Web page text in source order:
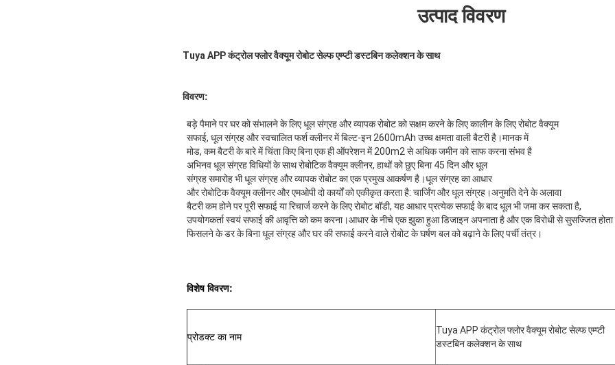
उत्पाद विवरण
Tuya APP कंट्रोल फ्लोर वैक्यूम रोबोट सेल्फ एम्प्टी डस्टबिन कलेक्शन के साथ
विवरण:
बड़े पैमाने पर घर को संभालने के लिए धूल संग्रह और व्यापक रोबोट को सक्षम करने के लिए कालीन के लिए रोबोट वैक्यूम
सफाई, धूल संग्रह और स्वचालित फर्श क्लीनर में बिल्ट-इन 2600mAh उच्च क्षमता वाली बैटरी है।मानक में
मोड, कम बैटरी के बारे में चिंता किए बिना एक ही ऑपरेशन में 200m2 से अधिक जमीन को साफ करना संभव है
अभिनव धूल संग्रह विधियों के साथ रोबोटिक वैक्यूम क्लीनर, हाथों को छुए बिना 45 दिन और धूल
संग्रह समारोह भी धूल संग्रह और व्यापक रोबोट का एक प्रमुख आकर्षण है।धूल संग्रह का आधार
और रोबोटिक वैक्यूम क्लीनर और एमओपी दो कार्यों को एकीकृत करता है: चार्जिंग और धूल संग्रह।अनुमति देने के अलावा
बैटरी कम होने पर पूरी सफाई या रिचार्ज करने के लिए रोबोट बॉडी, यह आधार प्रत्येक सफाई के बाद धूल भी जमा कर सकता है,
उपयोगकर्ता स्वयं सफाई की आवृत्ति को कम करना।आधार के नीचे एक झुका हुआ डिजाइन अपनाता है और एक विरोधी से सुसज्जित होता
फिसलने के डर के बिना धूल संग्रह और घर की सफाई करने वाले रोबोट के घर्षण बल को बढ़ाने के लिए पर्ची तंत्र।
विशेष विवरण:
प्रोडक्ट का नाम
Tuya APP कंट्रोल फ्लोर वैक्यूम रोबोट सेल्फ एम्प्टी
डस्टबिन कलेक्शन के साथ